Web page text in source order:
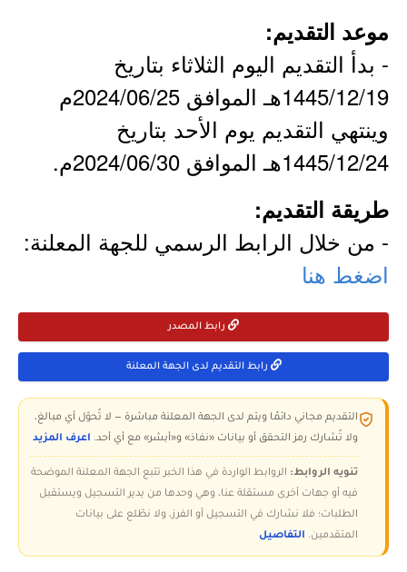
موعد التقديم:
- بدأ التقديم اليوم الثلاثاء بتاريخ
1445/12/19هـ الموافق 2024/06/25م
وينتهي التقديم يوم الأحد بتاريخ
1445/12/24هـ الموافق 2024/06/30م.
طريقة التقديم:
- من خلال الرابط الرسمي للجهة المعلنة:
اضغط هنا
رابط المصدر
رابط التقديم لدى الجهة المعلنة
التقديم مجاني دائمًا ويتم لدى الجهة المعلنة مباشرة — لا تُحوّل أي مبالغ،
ولا تُشارك رمز التحقق أو بيانات «نفاذ» و«أبشر» مع أي أحد. اعرف المزيد
تنويه الروابط: الروابط الواردة في هذا الخبر تتبع الجهة المعلنة الموضحة
فيه أو جهات أخرى مستقلة عنا، وهي وحدها من يدير التسجيل ويستقبل
الطلبات؛ فلا نشارك في التسجيل أو الفرز، ولا نطّلع على بيانات
المتقدمين. التفاصيل